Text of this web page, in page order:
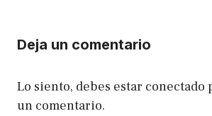
Deja un comentario
Lo siento, debes estar conectado
un comentario.